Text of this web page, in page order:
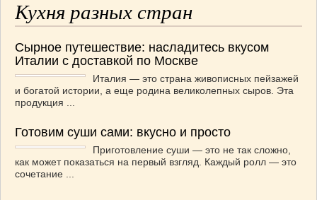
НАПИТКИ
КРАСОТА И ЗДОРОВЬЕ (185)
ИНТЕРЕСНЫЕ НОВОСТИ(38)
СТАТЬИ(272)
отдых(25)
СЕМЬЯ(107)
ДОМ и ДАЧА(140)
ВАШИ РЕЦЕПТЫ
Кухня разных стран
Сырное путешествие: насладитесь вкусом
Италии с доставкой по Москве
Италия — это страна живописных пейзажей
и богатой истории, а еще родина великолепных сыров. Эта
продукция ...
Готовим суши сами: вкусно и просто
Приготовление суши — это не так сложно,
как может показаться на первый взгляд. Каждый ролл — это
сочетание ...